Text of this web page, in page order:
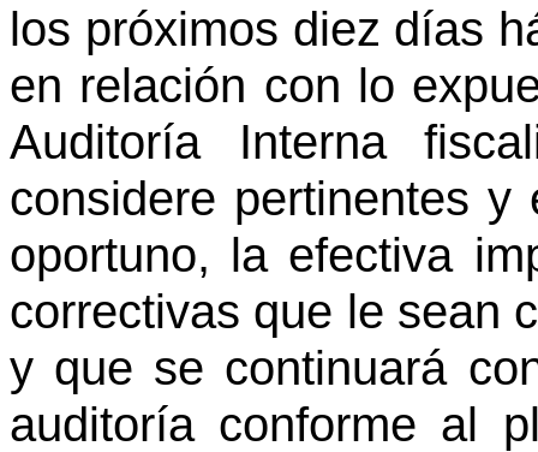
los próximos diez días
en relación con lo
Auditoría Interna
considere pertinentes
oportuno, la efectiva
correctivas que le sean
y que se continuará
auditoría conforme al